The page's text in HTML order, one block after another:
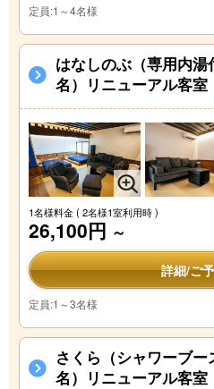
定員:1～4名様
はなしのぶ（専用内湯
名）リニューアル客室
1名様料金( 2名様1室利用時 )
26,100円 ～
詳細/ご
定員:1～3名様
さくら（シャワーブ
名）リニューアル客室